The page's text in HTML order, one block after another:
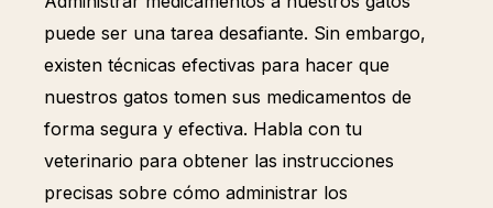
puede ser una tarea desafiante. Sin embargo,
existen técnicas efectivas para hacer que
nuestros gatos tomen sus medicamentos de
forma segura y efectiva. Habla con tu
veterinario para obtener las instrucciones
precisas sobre cómo administrar los